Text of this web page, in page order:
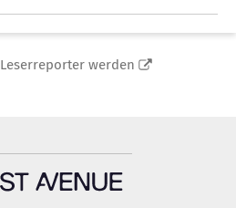
Leserreporter werden